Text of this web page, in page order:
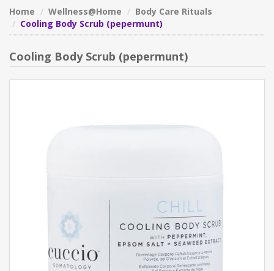
Home Wellness@Home
Body Care Rituals
Cooling Body Scrub (pepermunt)
Cooling Body Scrub (pepermunt)